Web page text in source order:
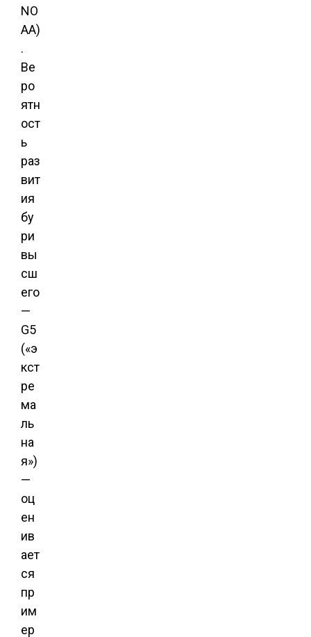
NO
AA)
.
Ве
ро
ятн
ост
ь
раз
вит
ия
бу
ри
вы
сш
его
—
G5
(«э
кст
ре
ма
ль
на
я»)
—
оц
ен
ив
ает
ся
пр
им
ер